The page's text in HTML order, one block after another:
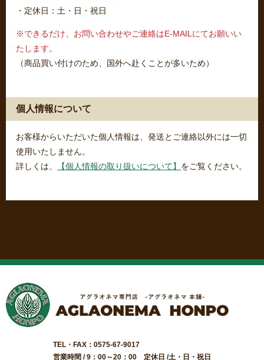
・定休日：土・日・祝日
※できるだけ、お問い合わせやご連絡はE-MAILにてお願いい
たします。
（商品買い付けのため、国外へ赴くことが多いため）
個人情報について
お客様からいただいた個人情報は、発送とご連絡以外には一切
使用いたしません。
詳しくは、
【個人情報の取り扱いについて】 をご覧ください。
TEL・FAX：0575-67-9017
営業時間 / 9：00～20：00 定休日 /土・日・祝日